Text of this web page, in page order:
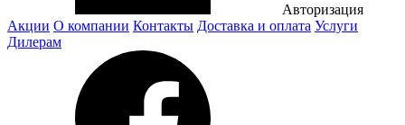
Авторизация
Акции О компании Контакты Доставка и оплата Услуги
Дилерам